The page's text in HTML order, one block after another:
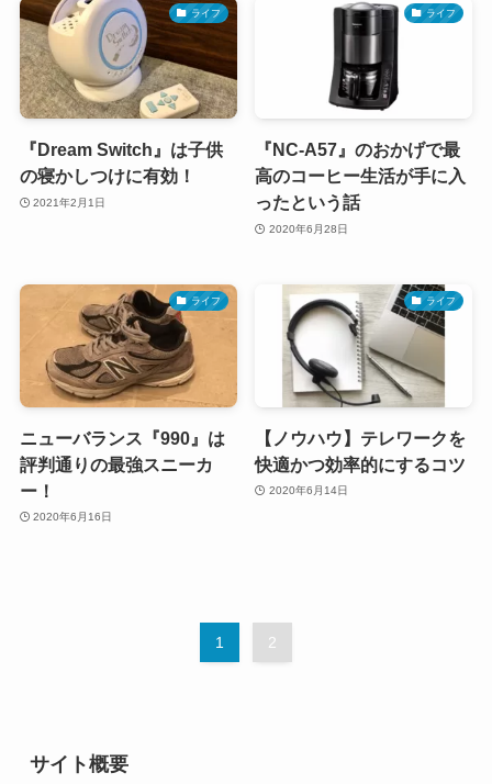
ライフ
『Dream Switch』は子供
の寝かしつけに有効！
2021年2月1日
ライフ
『NC-A57』のおかげで最
高のコーヒー生活が手に入
ったという話
2020年6月28日
ライフ
ニューバランス『990』は
評判通りの最強スニーカ
ー！
2020年6月16日
ライフ
【ノウハウ】テレワークを
快適かつ効率的にするコツ
2020年6月14日
1 2
サイト概要